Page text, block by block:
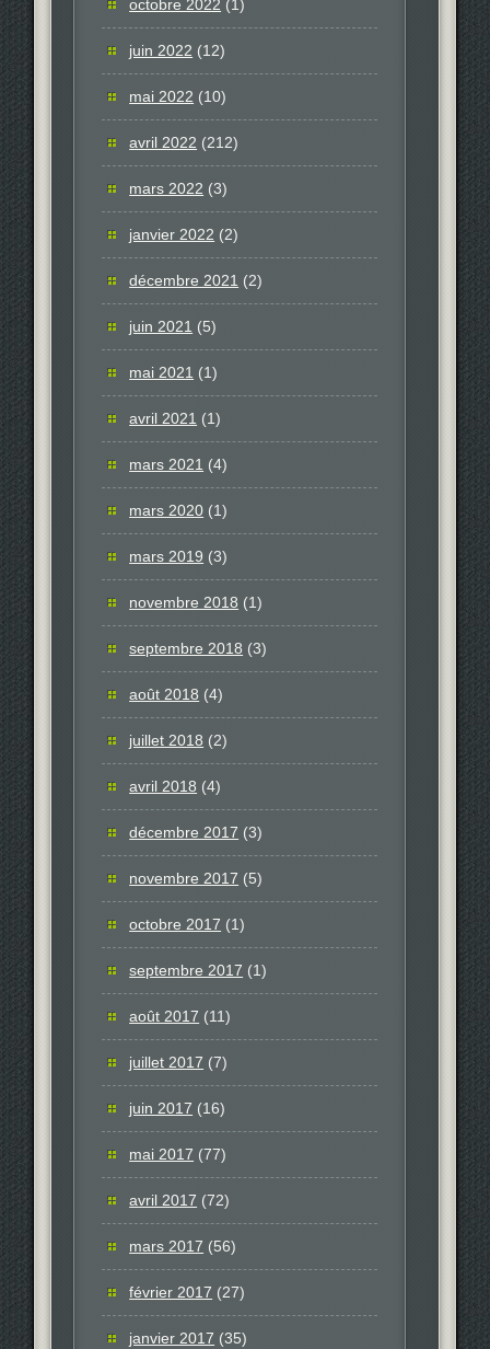
octobre 2022 (1)
juin 2022 (12)
mai 2022 (10)
avril 2022 (212)
mars 2022 (3)
janvier 2022 (2)
décembre 2021 (2)
juin 2021 (5)
mai 2021 (1)
avril 2021 (1)
mars 2021 (4)
mars 2020 (1)
mars 2019 (3)
novembre 2018 (1)
septembre 2018 (3)
août 2018 (4)
juillet 2018 (2)
avril 2018 (4)
décembre 2017 (3)
novembre 2017 (5)
octobre 2017 (1)
septembre 2017 (1)
août 2017 (11)
juillet 2017 (7)
juin 2017 (16)
mai 2017 (77)
avril 2017 (72)
mars 2017 (56)
février 2017 (27)
janvier 2017 (35)